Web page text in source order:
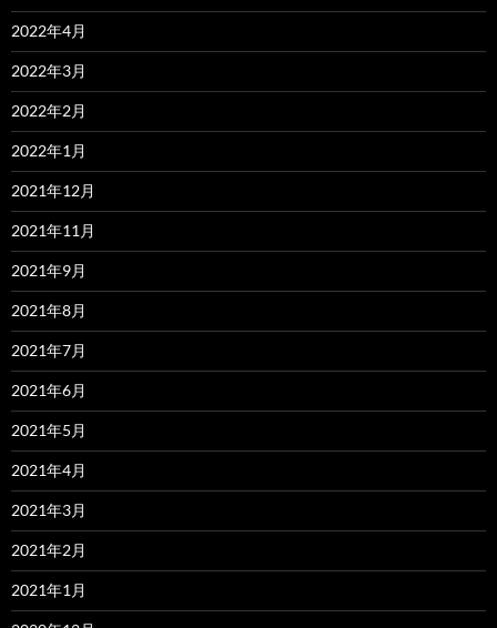
2022年4月
2022年3月
2022年2月
2022年1月
2021年12月
2021年11月
2021年9月
2021年8月
2021年7月
2021年6月
2021年5月
2021年4月
2021年3月
2021年2月
2021年1月